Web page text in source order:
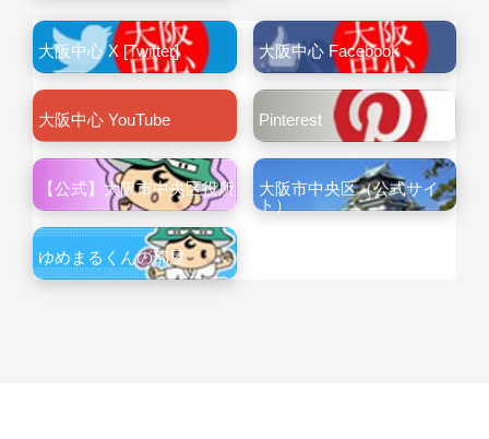
大阪中心 X [Twitter] 大阪中心 Facebook
大阪中心 YouTube Pinterest
【公式】大阪市中央区役所
大阪市中央区（公式サイ
ト）
ゆめまるくんの部屋